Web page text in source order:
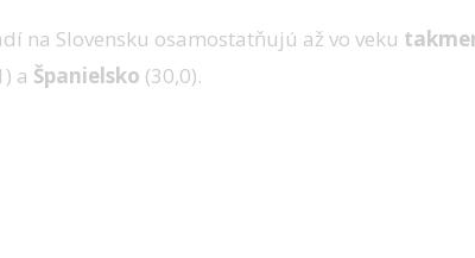
na Slovensku osamostatňujú až vo veku
a Španielsko (30,0).